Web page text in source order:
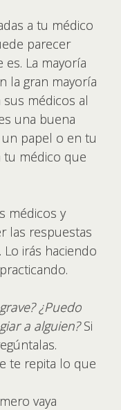
a tu médico
parecer
La mayoría
la gran mayoría
médicos al
una buena
papel o en tu
tu médico que
médicos y
las respuestas
irás haciendo
¿Puedo
a alguien?Si
te repita lo que
vaya